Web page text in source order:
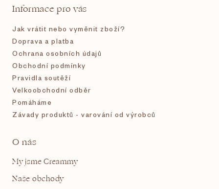
Informace pro vás
Jak vrátit nebo vyměnit zboží?
Doprava a platba
Ochrana osobních údajů
Obchodní podmínky
Pravidla soutěží
Velkoobchodní odběr
Pomáháme
Závady produktů - varování od výrobců
O nás
My jsme Creammy
Naše obchody